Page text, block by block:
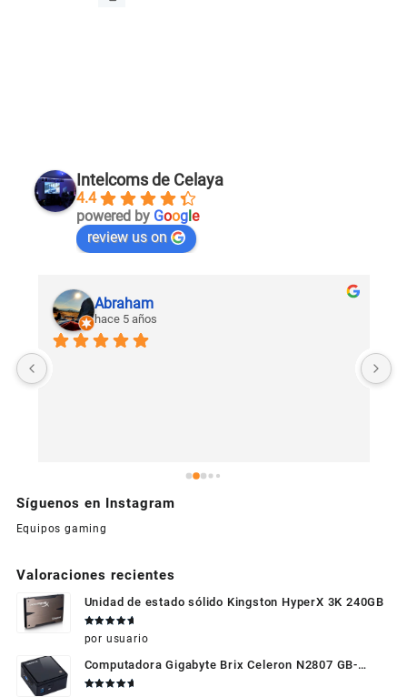
Intelcoms de Celaya
4.4
powered by Google
review us on
Abraham
hace 5 años
Síguenos en Instagram
Equipos gaming
Valoraciones recientes
Unidad de estado sólido Kingston HyperX 3K 240GB
en5 de 5
por usuario
Computadora Gigabyte Brix Celeron N2807 GB-
BXBT-2807 + WIFI + RAM de 4GB + HDD 500gb +